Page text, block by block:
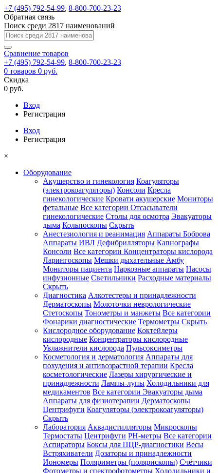
+7 (495) 792-54-99, 8-800-700-23-23
Обратная связь
Поиск среди 2817 наименований
Сравнение товаров
+7 (495) 792-54-99, 8-800-700-23-23
0 товаров 0 руб.
Скидка
0 руб.
Вход
Регистрация
Вход
Регистрация
×
Оборудование
Акушерство и гинекология Коагуляторы
(электрокоагуляторы) Консоли Кресла
гинекологические Кровати акушерские Мониторы
фетальные Все категории Отсасыватели
гинекологические Столы для осмотра Эвакуаторы
дыма Кольпоскопы Скрыть
Анестезиология и реанимация Аппараты Боброва
Аппараты ИВЛ Дефибрилляторы Капнографы
Консоли Все категории Концентраторы кислорода
Ларингоскопы Мешки дыхательные Амбу
Мониторы пациента Наркозные аппараты Насосы
инфузионные Светильники Расходные материалы
Скрыть
Диагностика Алкотестеры и принадлежности
Дерматоскопы Молоточки неврологические
Стетоскопы Тонометры и манжеты Все категории
Фонарики диагностические Термометры Скрыть
Кислородное оборудование Коктейлеры
кислородные Концентраторы кислородные
Увлажнители кислорода Пульсоксиметры
Косметология и дерматология Аппараты для
похудения и антивозрастной терапии Кресла
косметологические Лазеры хирургические и
принадлежности Лампы-лупы Холодильники для
медикаментов Все категории Эвакуаторы дыма
Аппараты для физиотерапии Дерматоскопы
Центрифуги Коагуляторы (электрокоагуляторы)
Скрыть
Лаборатория Аквадистилляторы Микроскопы
Термостаты Центрифуги PH-метры Все категории
Аспираторы Боксы для ПЦР-диагностики Весы
Встряхиватели Дозаторы и принадлежности
Иономеры Поляриметры (полярископы) Счётчики
Фотометры и спектрофотометры Холодильники и